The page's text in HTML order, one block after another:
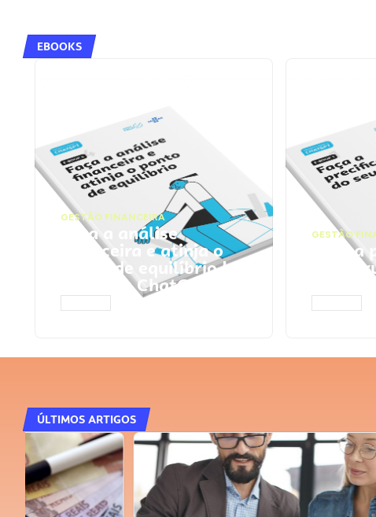
EBOOKS
GESTÃO FINANCEIRA
Faça a análise
financeira e atinja o
ponto de equilíbrio |
Prompts ChatGPT
GESTÃO
Faça
seu
ÚLTIMOS ARTIGOS